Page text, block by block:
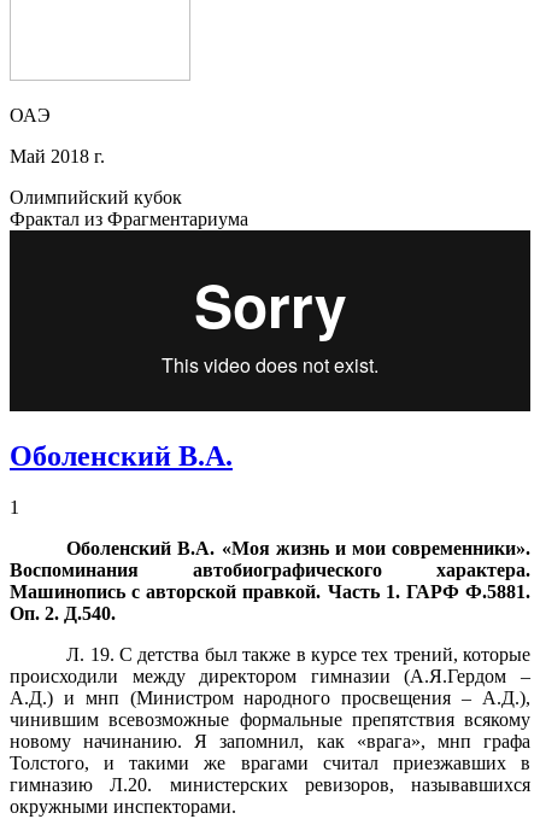
ОАЭ
Май 2018 г.
Олимпийский кубок
Фрактал из Фрагментариума
Оболенский В.А.
1
Оболенский В.А. «Моя жизнь и мои современники».
Воспоминания автобиографического характера.
Машинопись с авторской правкой. Часть 1. ГАРФ Ф.5881.
Оп. 2. Д.540.
Л. 19. С детства был также в курсе тех трений, которые
происходили между директором гимназии (А.Я.Гердом –
А.Д.) и мнп (Министром народного просвещения – А.Д.),
чинившим всевозможные формальные препятствия всякому
новому начинанию. Я запомнил, как «врага», мнп графа
Толстого, и такими же врагами считал приезжавших в
гимназию Л.20. министерских ревизоров, называвшихся
окружными инспекторами.